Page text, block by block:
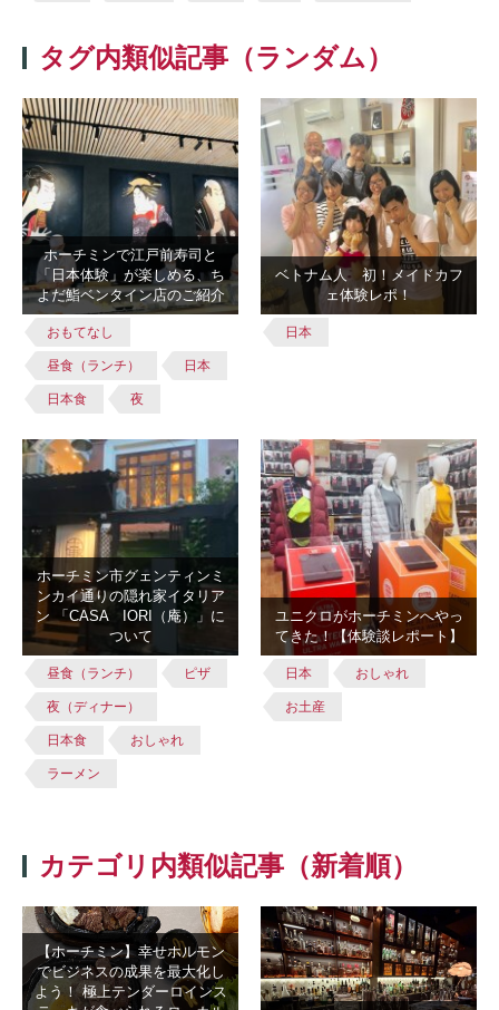
タグ内類似記事（ランダム）
ホーチミンで江戸前寿司と
「日本体験」が楽しめる、ち
よだ鮨ベンタイン店のご紹介
おもてなし
昼食（ランチ） 日本
日本食 夜
ベトナム人 初！メイドカフ
ェ体験レポ！
日本
ホーチミン市グェンティンミ
ンカイ通りの隠れ家イタリア
ン 「CASA IORI（庵）」に
ついて
昼食（ランチ） ピザ
夜（ディナー）
日本食 おしゃれ
ラーメン
ユニクロがホーチミンへやっ
てきた！【体験談レポート】
日本 おしゃれ
お土産
カテゴリ内類似記事（新着順）
【ホーチミン】幸せホルモン
でビジネスの成果を最大化し
よう！ 極上テンダーロインス